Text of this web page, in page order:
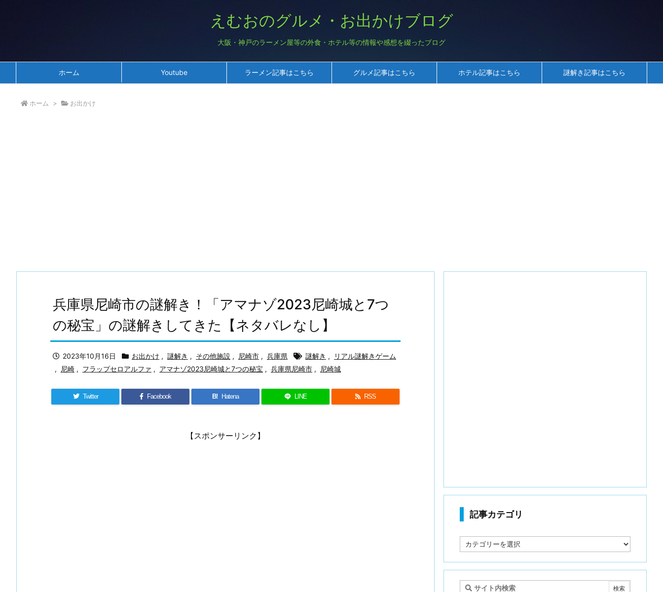
えむおのグルメ・お出かけブログ
大阪・神戸のラーメン屋等の外食・ホテル等の情報や感想を綴ったブログ
ホーム Youtube ラーメン記事はこちら グルメ記事はこちら ホテル記事はこちら 謎解き記事はこちら
ホーム > お出かけ
兵庫県尼崎市の謎解き！「アマナゾ2023尼崎城と7つ
の秘宝」の謎解きしてきた【ネタバレなし】
2023年10月16日 お出かけ , 謎解き , その他施設 , 尼崎市 , 兵庫県 謎解き ,
リアル謎解きゲーム
,
尼崎 , フラップセロアルファ , アマナゾ2023尼崎城と7つの秘宝 , 兵庫県尼崎市 , 尼崎城
Twitter Facebook B! Hatena LINE RSS
【スポンサーリンク】
記事カテゴリ
事
テ
リ